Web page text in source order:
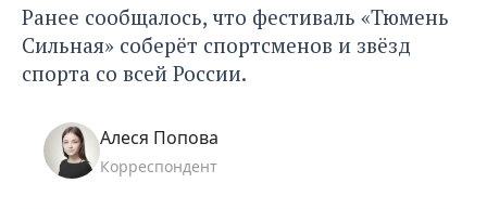
Ранее сообщалось, что фестиваль «Тюмень
Сильная» соберёт спортсменов и звёзд
спорта со всей России.
Алеся Попова
Корреспондент